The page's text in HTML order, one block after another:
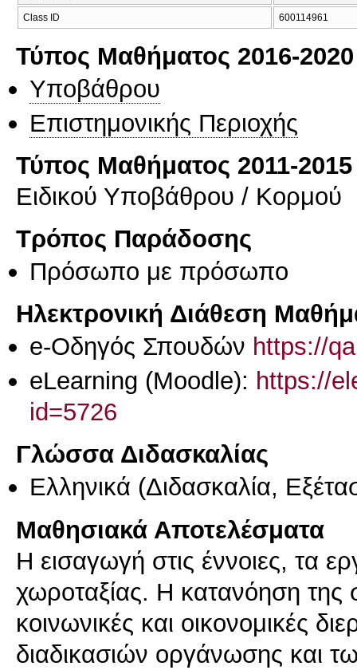
Class ID 600114961
Τύπος Μαθήματος 2016-2020
Υποβάθρου
Επιστημονικής Περιοχής
Τύπος Μαθήματος 2011-2015
Ειδικού Υποβάθρου / Κορμού
Τρόπος Παράδοσης
Πρόσωπο με πρόσωπο
Ηλεκτρονική Διάθεση
e-Οδηγός Σπουδών https://
eLearning (Moodle): https://
id=5726
Γλώσσα Διδασκαλίας
Ελληνικά (Διδασκαλία,
Μαθησιακά Αποτελέσματα
Η εισαγωγή στις έννοιες, τα
χωροταξίας. Η κατανόηση της
κοινωνικές και οικονομικές
διαδικασιών οργάνωσης και